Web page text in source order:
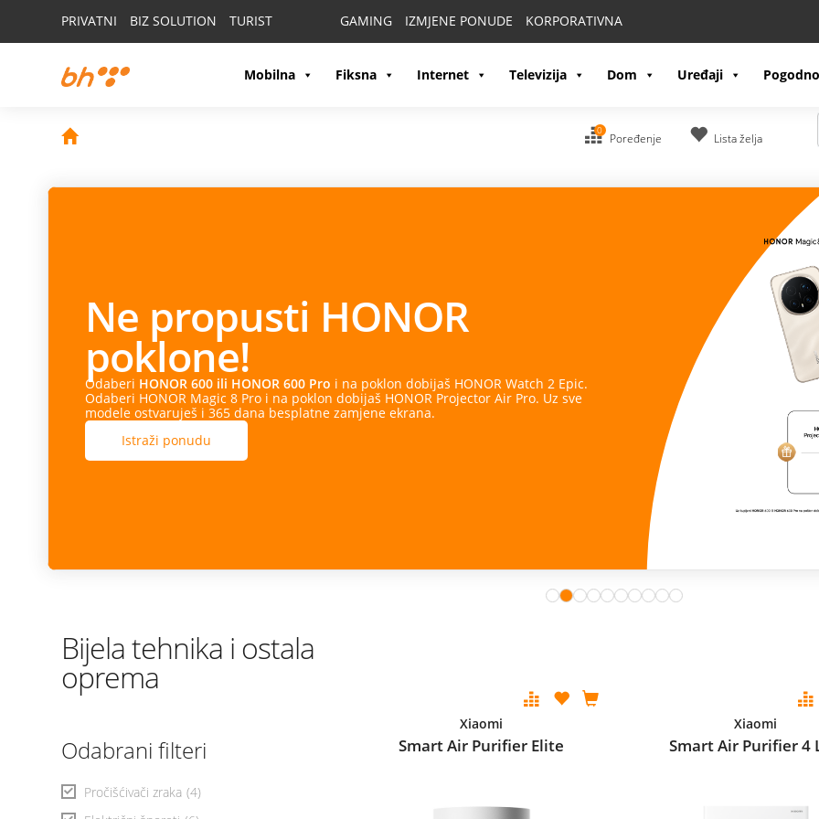
PRIVATNI BIZ SOLUTION TURIST GAMING IZMJENE PONUDE KORPORATIVNA
Mobilna Fiksna Internet Televizija Dom Uređaji
0
Poređenje Lista želja
Ne propusti HONOR
poklone!
Odaberi HONOR 600 ili HONOR 600 Pro i na poklon dobijaš HONOR Watch 2 Epic.
Odaberi HONOR Magic 8 Pro i na poklon dobijaš HONOR Projector Air Pro. Uz sve
modele ostvaruješ i 365 dana besplatne zamjene ekrana.
Istraži ponudu
Bijela tehnika i ostala
oprema
Odabrani filteri
Pročišćivači zraka (4)
Xiaomi
Smart Air Purifier Elite
Xiaomi
Smart Air Purifier 4